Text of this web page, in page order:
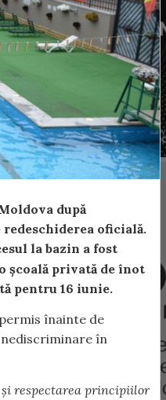
după
oficială.
la bazin a fost
școală privată de înot
pentru 16 iunie.
înainte de
în
respectarea principiilor